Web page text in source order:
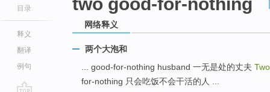
目录
释义
翻译
例句
网络释义
两个大泡和
... good-for-nothing husband 一无是处的丈夫
for-nothing 只会吃饭不会干活的人 ...